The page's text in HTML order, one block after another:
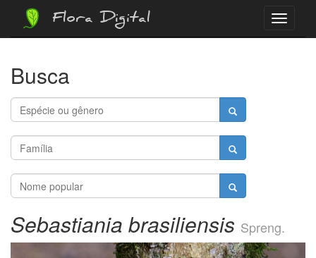
Menu
Flora Digital
Busca
Sebastiania brasiliensis Spreng.